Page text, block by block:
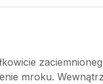
mroku.